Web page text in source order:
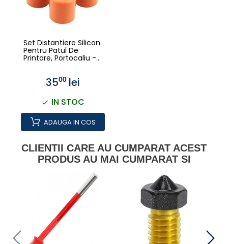
Set Distantiere Silicon
Pentru Patul De
Printare, Portocaliu -
3500 lei
IN STOC
ADAUGA IN COS
CLIENTII CARE AU CUMPARAT ACEST
PRODUS AU MAI CUMPARAT SI